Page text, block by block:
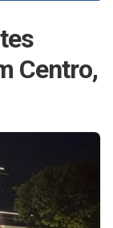
Centro,